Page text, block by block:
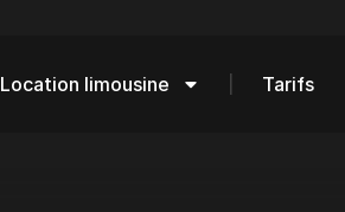
Location limousine Tarifs